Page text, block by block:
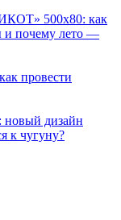
500x80: как
и почему лето —
провести
дизайн
к чугуну?